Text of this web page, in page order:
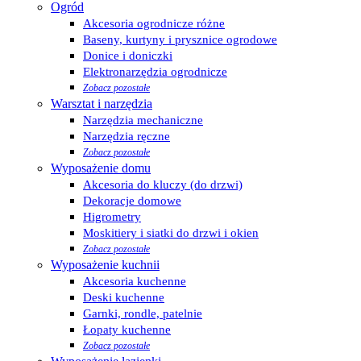
Ogród
Akcesoria ogrodnicze różne
Baseny, kurtyny i prysznice ogrodowe
Donice i doniczki
Elektronarzędzia ogrodnicze
Zobacz pozostałe
Warsztat i narzędzia
Narzędzia mechaniczne
Narzędzia ręczne
Zobacz pozostałe
Wyposażenie domu
Akcesoria do kluczy (do drzwi)
Dekoracje domowe
Higrometry
Moskitiery i siatki do drzwi i okien
Zobacz pozostałe
Wyposażenie kuchnii
Akcesoria kuchenne
Deski kuchenne
Garnki, rondle, patelnie
Łopaty kuchenne
Zobacz pozostałe